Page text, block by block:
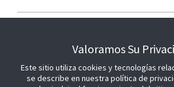
Valoramos Su
Este sitio utiliza cookies y tecnologías
se describe en nuestra política de